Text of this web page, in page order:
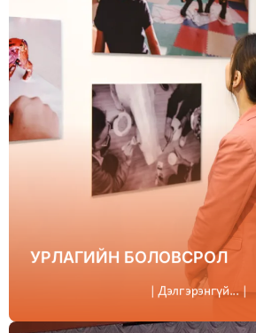
УРЛАГИЙН БОЛОВСРОЛ
| Дэлгэрэнгүй... |